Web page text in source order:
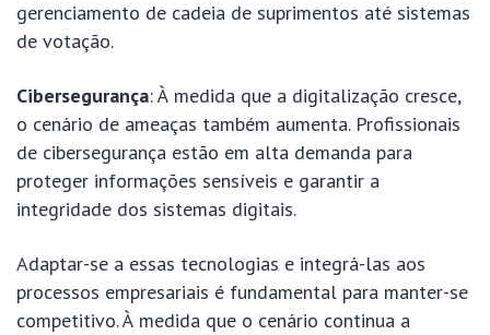
gerenciamento de cadeia de suprimentos até sistemas
de votação.
Cibersegurança: À medida que a digitalização cresce,
o cenário de ameaças também aumenta. Profissionais
de cibersegurança estão em alta demanda para
proteger informações sensíveis e garantir a
integridade dos sistemas digitais.
Adaptar-se a essas tecnologias e integrá-las aos
processos empresariais é fundamental para manter-se
competitivo. À medida que o cenário continua a